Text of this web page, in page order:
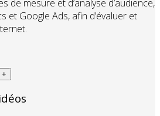
de mesure et d’analyse d’audience,
et Google Ads, afin d’évaluer et
+